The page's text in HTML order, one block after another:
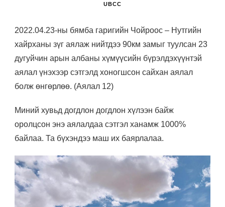
UBCC
2022.04.23-ны бямба гаригийн Чойроос – Нутгийн
хайрханы зүг аялаж нийтдээ 90км замыг туулсан 23
дугуйчин арын албаны хүмүүсийн бүрэлдэхүүнтэй
аялал үнэхээр сэтгэлд хоногшсон сайхан аялал
болж өнгөрлөө. (Аялал 12)
Миний хувьд догдлон догдлон хүлээн байж
оролцсон энэ аялалдаа сэтгэл ханамж 1000%
байлаа. Та бүхэндээ маш их баярлалаа.